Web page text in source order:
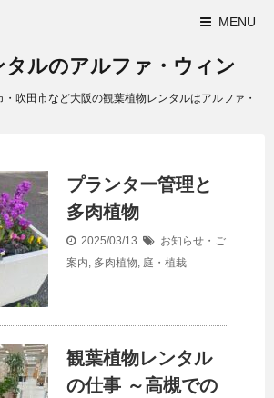
MENU
タルのアルファ・ウィン
吹田市など大阪の観葉植物レンタルはアルファ・
プランター管理と
多肉植物
2025/03/13
お知らせ・ご
案内, 多肉植物, 庭・植栽
観葉植物レンタル
の仕事 ～高槻での